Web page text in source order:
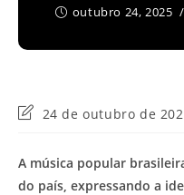
outubro 24, 2025
Última
post:
24 de outubro de
A música popular
do país, expressando a